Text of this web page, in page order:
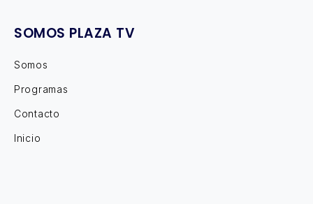
SOMOS PLAZA TV
Somos
Programas
Contacto
Inicio